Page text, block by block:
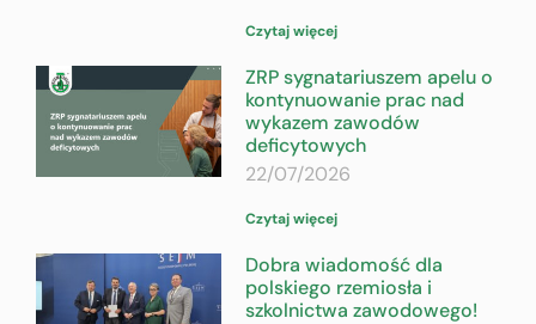
Czytaj więcej
ZRP sygnatariuszem apelu o
kontynuowanie prac nad
wykazem zawodów
deficytowych
22/07/2026
Czytaj więcej
Dobra wiadomość dla
polskiego rzemiosła i
szkolnictwa zawodowego!